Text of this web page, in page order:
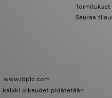
Toimitukset
Seuraa
www.jdplc.com
oikeudet pidätetään